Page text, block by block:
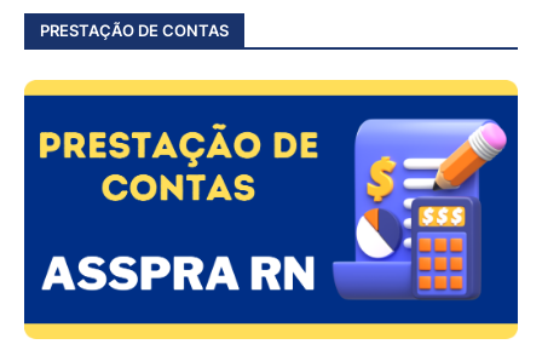
PRESTAÇÃO DE CONTAS